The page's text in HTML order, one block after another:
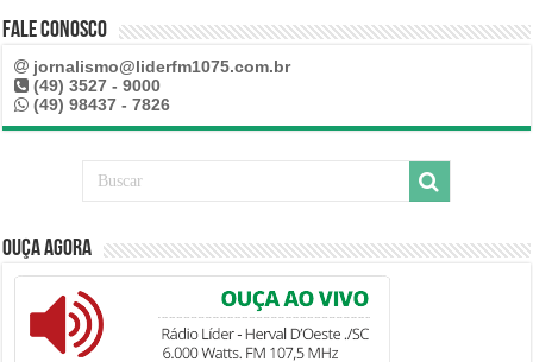
Fale Conosco
jornalismo@liderfm1075.com.br
(49) 3527 - 9000
(49) 98437 - 7826
Ouça Agora